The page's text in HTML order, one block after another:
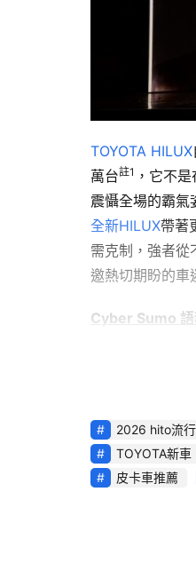
TOYOTA HILUX
萬台註1 ，它不
震懾全場的霸氣
全新HILUX帶著
需克制，強者從
邀熱切期盼的車
Cyber Sumo 語
2026 hito流
TOYOTA新車
皮卡車推薦